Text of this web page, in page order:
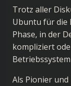
Trotz aller
Ubuntu für die
Phase, in der
kompliziert
Als Pionier